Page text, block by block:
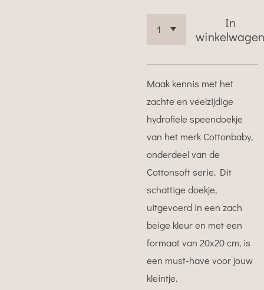
In
Maak kennis met het
zachte en veelzijdige
hydrofiele speendoekje
van het merk Cottonbaby,
onderdeel van de
Cottonsoft serie. Dit
schattige doekje,
uitgevoerd in een zach
beige kleur en met een
formaat van 20x20 cm, is
een must-have voor jouw
kleintje.